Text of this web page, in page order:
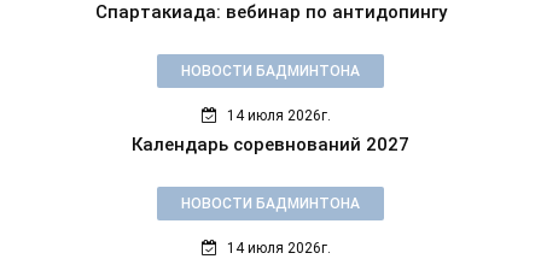
Спартакиада: вебинар по антидопингу
НОВОСТИ БАДМИНТОНА
14 июля 2026г.
Календарь соревнований 2027
НОВОСТИ БАДМИНТОНА
14 июля 2026г.